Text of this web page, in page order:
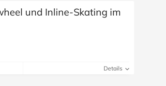
und Inline-Skating im
Details